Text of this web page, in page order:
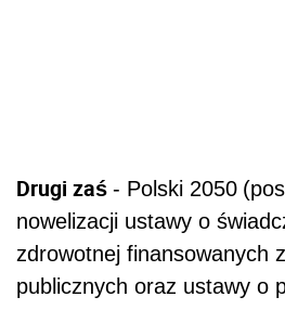
Drugi zaś - Polski 2050
nowelizacji ustawy o
zdrowotnej finansowanych
publicznych oraz ustawy o